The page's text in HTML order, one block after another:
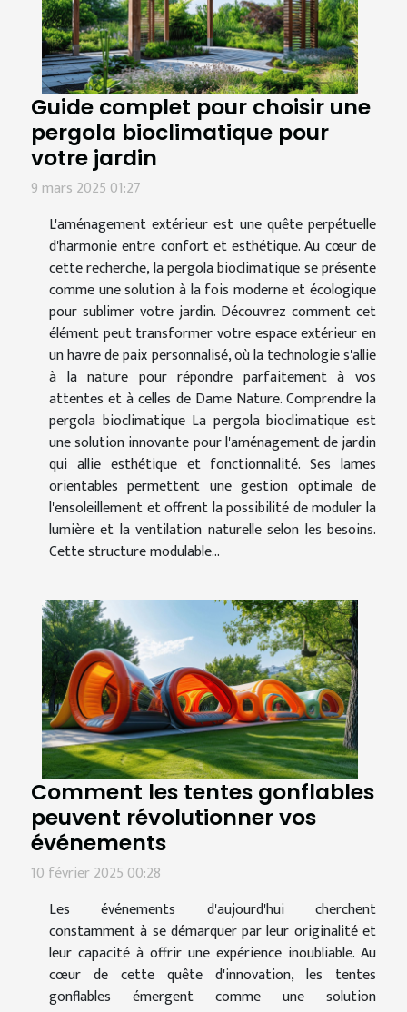
Guide complet pour choisir une
pergola bioclimatique pour
votre jardin
9 mars 2025 01:27
L'aménagement extérieur est une quête perpétuelle
d'harmonie entre confort et esthétique. Au cœur de
cette recherche, la pergola bioclimatique se présente
comme une solution à la fois moderne et écologique
pour sublimer votre jardin. Découvrez comment cet
élément peut transformer votre espace extérieur en
un havre de paix personnalisé, où la technologie s'allie
à la nature pour répondre parfaitement à vos
attentes et à celles de Dame Nature. Comprendre la
pergola bioclimatique La pergola bioclimatique est
une solution innovante pour l'aménagement de jardin
qui allie esthétique et fonctionnalité. Ses lames
orientables permettent une gestion optimale de
l'ensoleillement et offrent la possibilité de moduler la
lumière et la ventilation naturelle selon les besoins.
Cette structure modulable...
Comment les tentes gonflables
peuvent révolutionner vos
événements
10 février 2025 00:28
Les événements d'aujourd'hui cherchent
constamment à se démarquer par leur originalité et
leur capacité à offrir une expérience inoubliable. Au
cœur de cette quête d'innovation, les tentes
gonflables émergent comme une solution